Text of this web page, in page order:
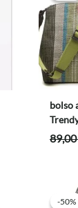
bolso
89,00
-50%
-50%